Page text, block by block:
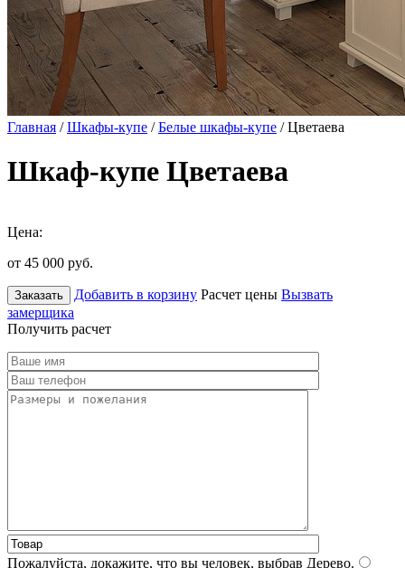
Главная /Шкафы-купе /Белые шкафы-купе / Цветаева
Шкаф-купе Цветаева
Цена:
от 45 000 руб.
Заказать Добавить в корзину Расчет цены Вызвать
замерщика
Получить расчет
Пожалуйста, докажите, что вы человек, выбрав Дерево.